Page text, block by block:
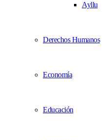
Ayllu
Derechos Humanos
Economía
Educación